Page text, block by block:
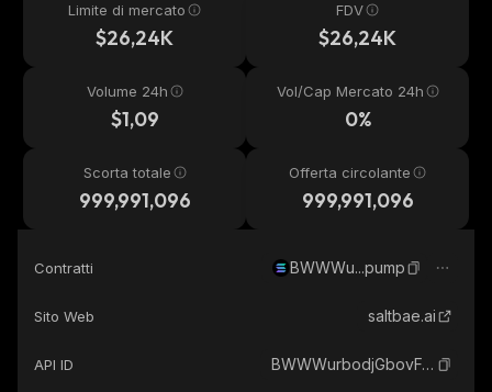
Limite di mercato
$26,24K
FDV
$26,24K
Volume 24h
$1,09
Vol/Cap Mercato 24h
0%
Scorta totale
999,991,096
Offerta circolante
999,991,096
Contratti BWWWu...pump
Sito Web saltbae.ai
API ID BWWWurbodjGbovFetc3FC6oSbqkdoE62E1XqZ7X4pump_solana